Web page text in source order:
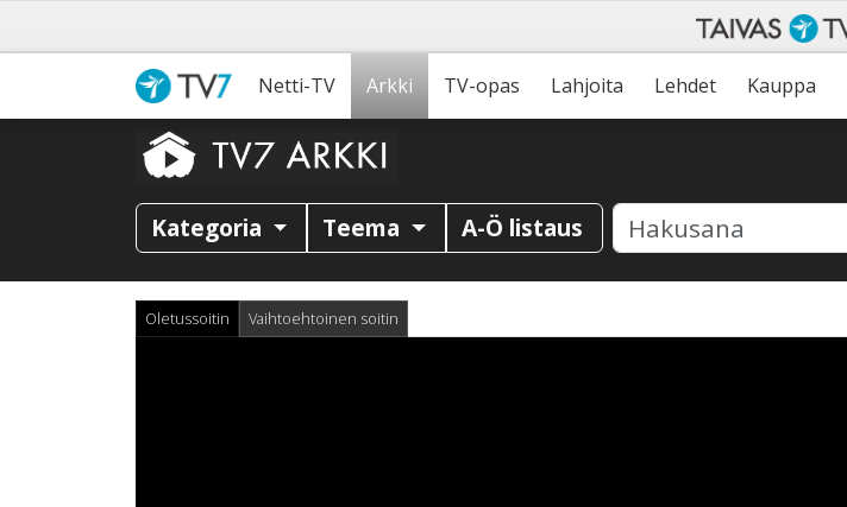
Netti-TV Arkki TV-opas Lahjoita Lehdet Kauppa
Kategoria Teema A-Ö listaus
Oletussoitin Vaihtoehtoinen soitin